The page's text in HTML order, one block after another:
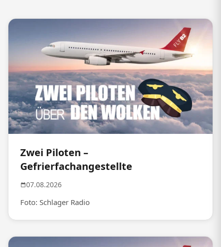
Zwei Piloten –
Gefrierfachangestellte
07.08.2026
Foto: Schlager Radio